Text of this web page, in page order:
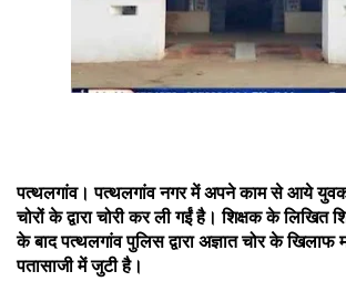
पत्थलगांव। पत्थलगांव नगर में अपने काम से आये युवक
चोरों के द्वारा चोरी कर ली गईं है। शिक्षक के लिखित
के बाद पत्थलगांव पुलिस द्वारा अज्ञात चोर के खिलाफ
पतासाजी में जुटी है।